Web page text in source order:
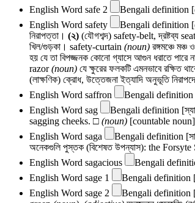
English Word safe 2 Bengali definition
English Word safety Bengali definition
নিরাপত্তা। (২) (যৌগশব্দ) safety-belt, দ্রষ্টব্য
খিল/গুড়কা। safety-curtain (noun) রঙ্গমঞ্চে
হয় যে তা বিপজ্জনক কোনো গ্যাসে আগুন ধরাতে পারে
razor(noun) যে ক্ষুরের ফলকটি এমনভাবে রক্ষিত
(লাক্ষণিক) ক্রোধ, উত্তেজনা ইত্যাদি অনুভূতি
English Word saffron Bengali definition
English Word sag Bengali definition
sagging cheeks. □ (noun) [countable noun]
English Word saga Bengali definition
অনেকগুলি পুস্তক (বিশেষত উপন্যাস): the Forsyte
English Word sagacious Bengali
English Word sage 1 Bengali definition
English Word sage 2 Bengali definition